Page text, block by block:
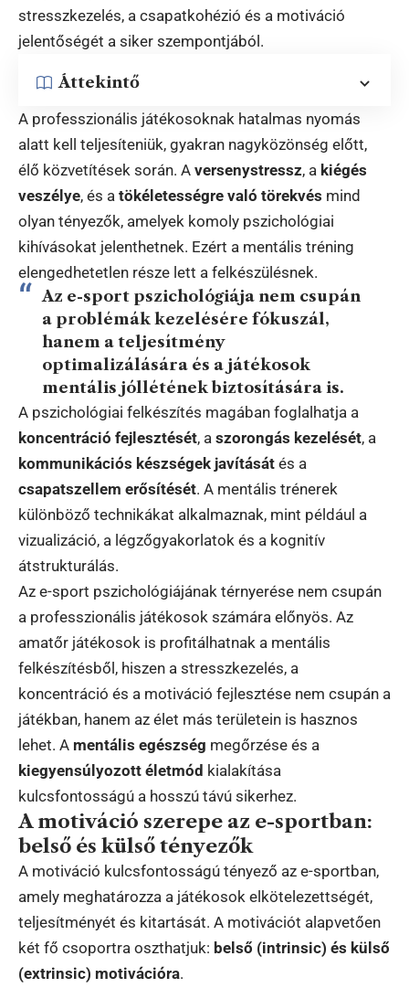
stresszkezelés, a csapatkohézió és a motiváció
jelentőségét a siker szempontjából.
Áttekintő
A professzionális játékosoknak hatalmas nyomás
alatt kell teljesíteniük, gyakran nagyközönség előtt,
élő közvetítések során. A versenystressz, a kiégés
veszélye, és a tökéletességre való törekvés mind
olyan tényezők, amelyek komoly pszichológiai
kihívásokat jelenthetnek. Ezért a mentális tréning
elengedhetetlen része lett a felkészülésnek.
Az e-sport pszichológiája nem csupán
a problémák kezelésére fókuszál,
hanem a teljesítmény
optimalizálására és a játékosok
mentális jóllétének biztosítására is.
A pszichológiai felkészítés magában foglalhatja a
koncentráció fejlesztését, a szorongás kezelését, a
kommunikációs készségek javítását és a
csapatszellem erősítését. A mentális trénerek
különböző technikákat alkalmaznak, mint például a
vizualizáció, a légzőgyakorlatok és a kognitív
átstrukturálás.
Az e-sport pszichológiájának térnyerése nem csupán
a professzionális játékosok számára előnyös. Az
amatőr játékosok is profitálhatnak a mentális
felkészítésből, hiszen a stresszkezelés, a
koncentráció és a motiváció fejlesztése nem csupán a
játékban, hanem az élet más területein is hasznos
lehet. A mentális egészség megőrzése és a
kiegyensúlyozott életmód kialakítása
kulcsfontosságú a hosszú távú sikerhez.
A motiváció szerepe az e-sportban:
belső és külső tényezők
A motiváció kulcsfontosságú tényező az e-sportban,
amely meghatározza a játékosok elkötelezettségét,
teljesítményét és kitartását. A motivációt alapvetően
két fő csoportra oszthatjuk: belső (intrinsic) és külső
(extrinsic) motivációra.